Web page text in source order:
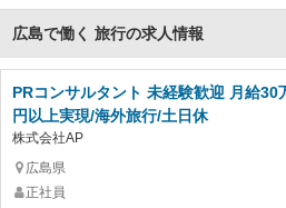
広島で働く 旅行の求人情報
PRコンサルタント 未経験歓迎 月給
円以上実現/海外旅行/土日休
株式会社AP
広島県
正社員